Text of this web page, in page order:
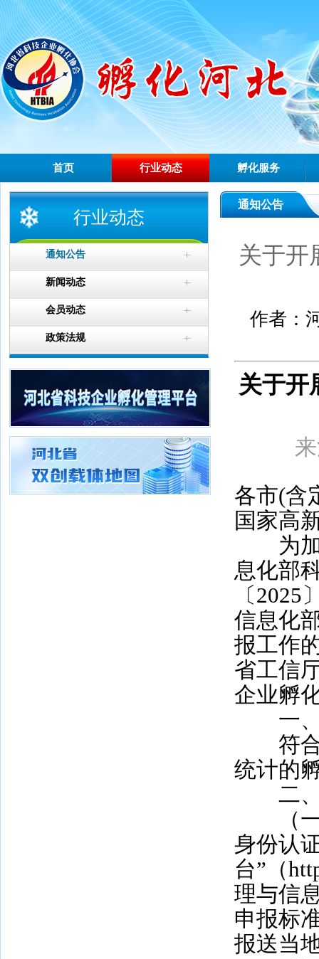
首页 行业动态 孵化服务
行业动态
通知公告
新闻动态
会员动态
政策法规
通知公告
关于开
作者：
关于开
各市(含
国家高
为加
息化部
〔
信息化
报工作
省工信
企业孵
一、
符合
统计的
二、
（一
身份认
台”（
理与信
申报标
报送当